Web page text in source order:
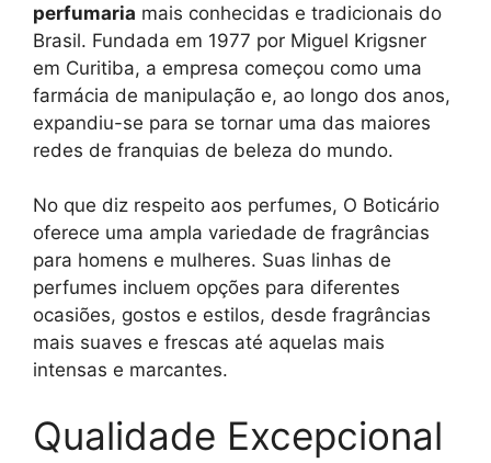
perfumaria mais conhecidas e tradicionais do
Brasil. Fundada em 1977 por Miguel Krigsner
em Curitiba, a empresa começou como uma
farmácia de manipulação e, ao longo dos anos,
expandiu-se para se tornar uma das maiores
redes de franquias de beleza do mundo.
No que diz respeito aos perfumes, O Boticário
oferece uma ampla variedade de fragrâncias
para homens e mulheres. Suas linhas de
perfumes incluem opções para diferentes
ocasiões, gostos e estilos, desde fragrâncias
mais suaves e frescas até aquelas mais
intensas e marcantes.
Qualidade Excepcional